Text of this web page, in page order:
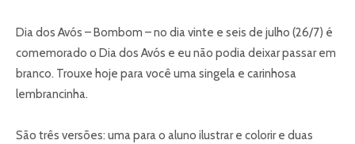
Dia dos Avós – Bombom – no dia vinte e seis de julho (26/7) é
comemorado o Dia dos Avós e eu não podia deixar passar em
branco. Trouxe hoje para você uma singela e carinhosa
lembrancinha.
São três versões: uma para o aluno ilustrar e colorir e duas